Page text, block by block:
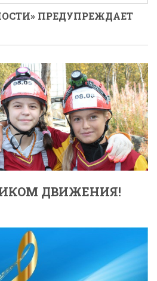
ПРЕДУПРЕЖДАЕТ
ДВИЖЕНИЯ!